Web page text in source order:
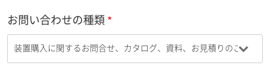
お問い合わせの種類